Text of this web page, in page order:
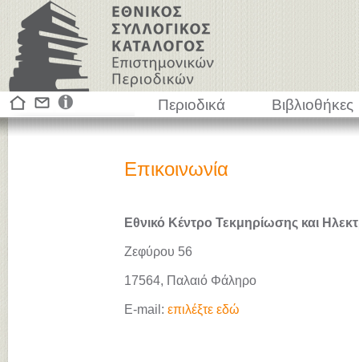
Περιοδικά Βιβλιοθήκες
Επικοινωνία
Εθνικό Κέντρο Τεκμηρίωσης και
Ζεφύρου 56
17564, Παλαιό Φάληρο
E-mail: επιλέξτε εδώ